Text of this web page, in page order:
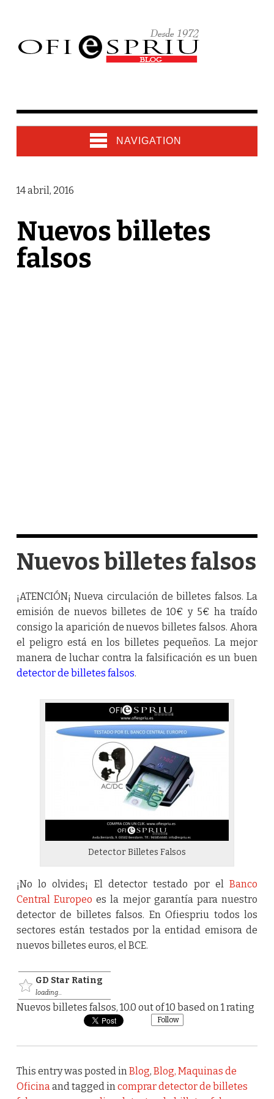
NAVIGATION
14 abril, 2016
Nuevos billetes
falsos
Nuevos billetes falsos
¡ATENCIÓN¡ Nueva circulación de billetes falsos. La
emisión de nuevos billetes de 10€ y 5€ ha traído
consigo la aparición de nuevos billetes falsos. Ahora
el peligro está en los billetes pequeños. La mejor
manera de luchar contra la falsificación es un buen
detector de billetes falsos.
Detector Billetes Falsos
¡No lo olvides¡ El detector testado por elBanco
Central Europeo es la mejor garantía para nuestro
detector de billetes falsos. En Ofiespriu todos los
sectores están testados por la entidad emisora de
nuevos billetes euros, el BCE.
GD Star Rating
loading...
Nuevos billetes falsos, 10.0 out of10 based on1rating
Follow
This entry was posted inBlog, Blog, Maquinas de
Oficinaand tagged incomprar detector de billetes